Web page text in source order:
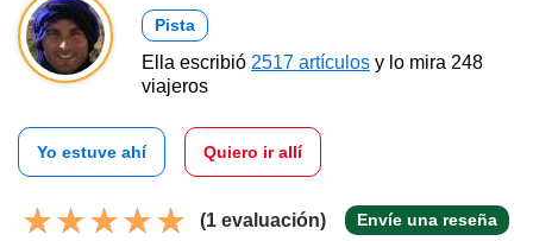
Pista
Ella escribió 2517 artículos y lo mira 248
viajeros
Yo estuve ahí Quiero ir allí
(1 evaluación) Envíe una reseña